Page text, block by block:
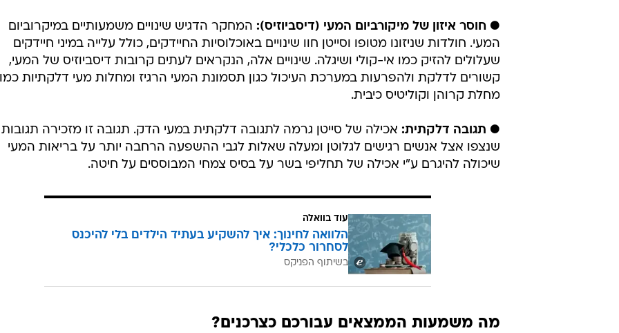
● חוסר איזון של מיקורביום המעי (דיסביוזיס): המחקר הדגיש שינויים משמעותיים במיקרוביום
המעי. חולדות שניזונו מטופו וסייטן חוו שינויים באוכלוסיות החיידקים, כולל עלייה במיני חיידקים
שעלולים להזיק כמו אי-קולי ושיגלה. שינויים אלה, הנקראים לעתים קרובות דיסביוזיס של המעי,
קשורים לדלקת ולהפרעות במערכת העיכול כגון תסמונת המעי הרגיז ומחלות מעי דלקתיות כמו
מחלת קרוהן וקוליטיס כיבית.
● תגובה דלקתית: אכילה של סייטן גרמה לתגובה דלקתית במעי הדק. תגובה זו מזכירה תגובות
שנצפו אצל אנשים רגישים לגלוטן ומעלה שאלות לגבי ההשפעה הרחבה יותר על בריאות המעי
שיכולה להיגרם ע"י אכילה של תחליפי בשר על בסיס צמחי המבוססים על חיטה.
עוד בוואלה
הלוואה לחינוך: איך להשקיע בעתיד הילדים בלי להיכנס
לסחרור כלכלי?
בשיתוף הפניקס
מה משמעות הממצאים עבורכם כצרכנים?